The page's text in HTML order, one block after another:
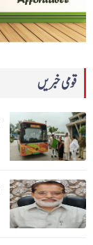
قومی خبریں